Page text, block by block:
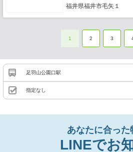
福井県福井市毛矢１
1 2 3
足羽山公園口駅
指定なし
あなたに合った
LINEでお